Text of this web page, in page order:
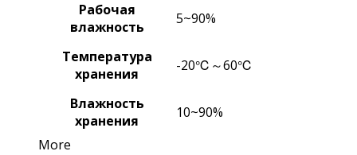
Рабочая
влажность
5~90%
Температура
хранения
-20℃～60℃
Влажность
хранения
10~90%
More